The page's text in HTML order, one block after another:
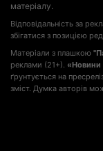
матеріалу.
Відповідальність за
збігатися з позицією
Матеріали з плашкою
реклами (21+). «Новини
ґрунтується на
зміст. Думка авторів